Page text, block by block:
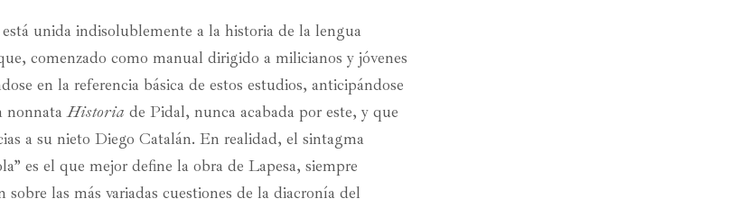
unida indisolublemente a la historia de la lengua
comenzado como manual dirigido a milicianos y jóvenes
en la referencia básica de estos estudios, anticipándose
nonnataHistoria de Pidal, nunca acabada por este, y que
a su nieto Diego Catalán. En realidad, el sintagma
es el que mejor define la obra de Lapesa, siempre
sobre las más variadas cuestiones de la diacronía del